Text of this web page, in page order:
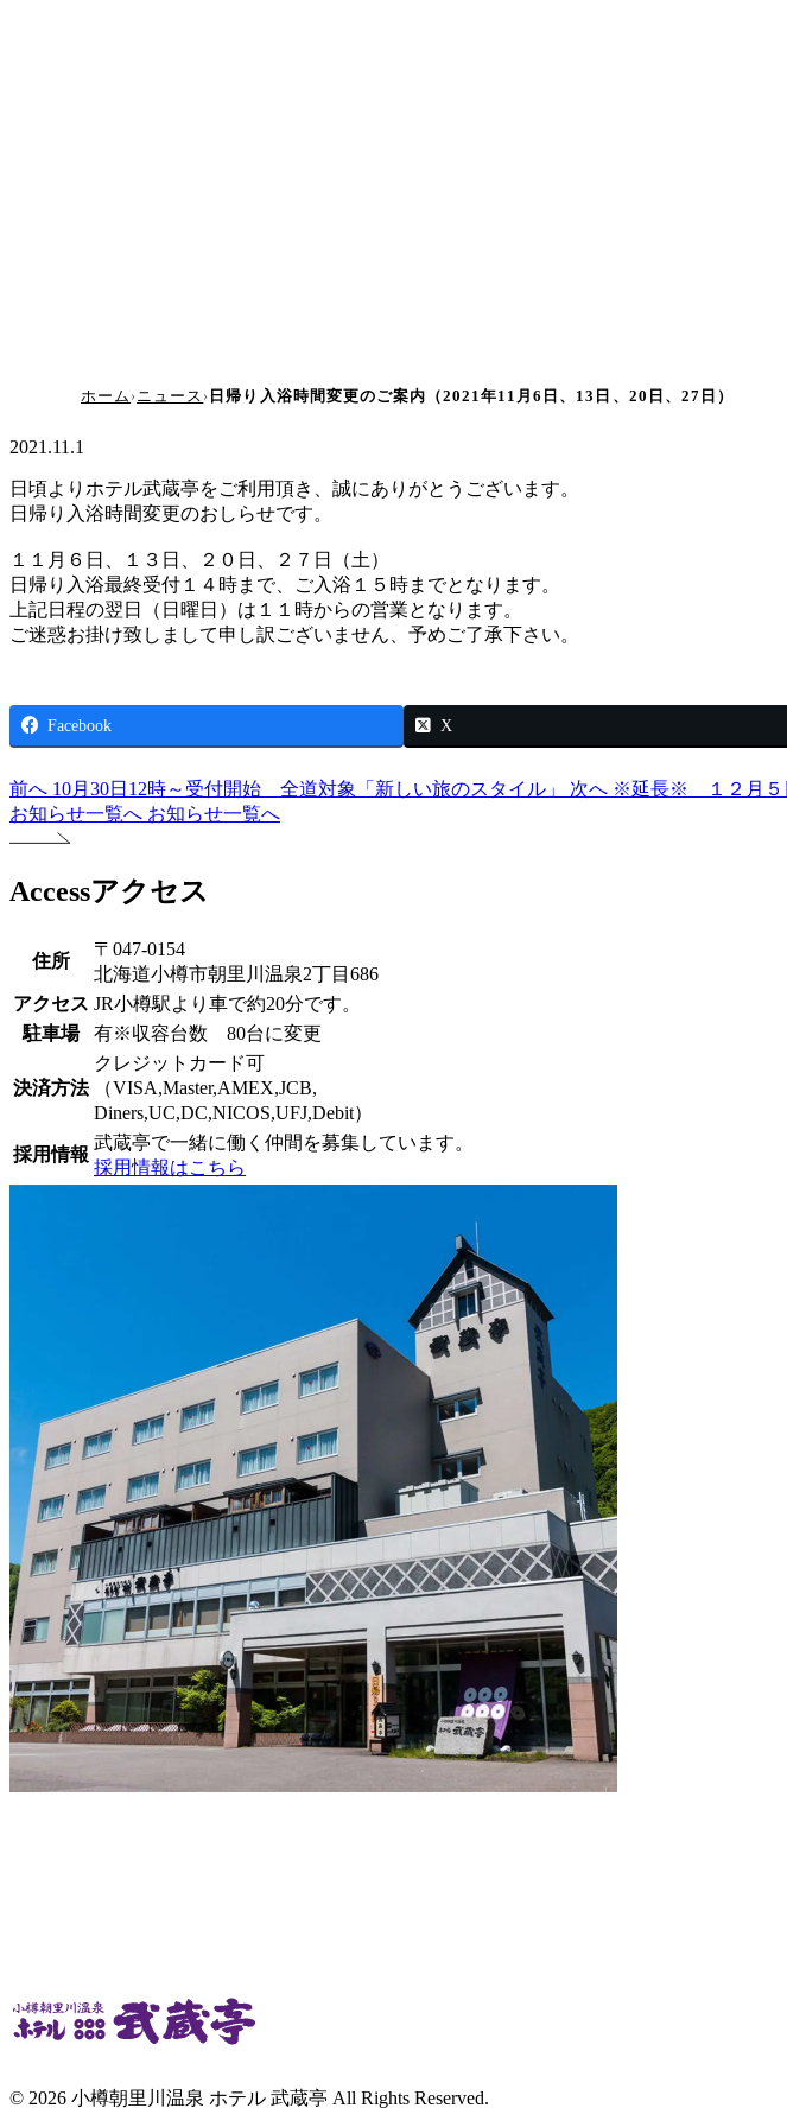
ホーム ニュース 日帰り入浴時間変更のご案内（2021年11月6日、13日、20日、27日）
2021.11.1
日頃よりホテル武蔵亭をご利用頂き、誠にありがとうございます。
日帰り入浴時間変更のおしらせです。
１１月６日、１３日、２０日、２７日（土）
日帰り入浴最終受付１４時まで、ご入浴１５時までとなります。
上記日程の翌日（日曜日）は１１時からの営業となります。
ご迷惑お掛け致しまして申し訳ございません、予めご了承下さい。
Facebook X
前へ 10月30日12時～受付開始 全道対象「新しい旅のスタイル」 次へ ※延長※ １２月５
お知らせ一覧へ お知らせ一覧へ
Accessアクセス
住所
〒047-0154
北海道小樽市朝里川温泉2丁目686
アクセス JR小樽駅より車で約20分です。
駐車場
有※収容台数 80台に変更
決済方法
クレジットカード可
（VISA,Master,AMEX,JCB,
Diners,UC,DC,NICOS,UFJ,Debit）
採用情報
武蔵亭で一緒に働く仲間を募集しています。
採用情報はこちら
© 2026 小樽朝里川温泉 ホテル 武蔵亭 All Rights Reserved.